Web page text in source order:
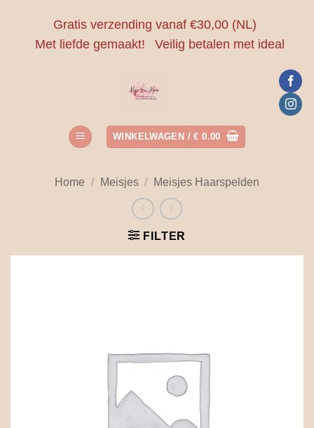
Gratis verzending vanaf €30,00 (NL)
Met liefde gemaakt!
Veilig betalen met ideal
WINKELWAGEN /€ 0.00
Home / Meisjes / Meisjes Haarspelden
FILTER